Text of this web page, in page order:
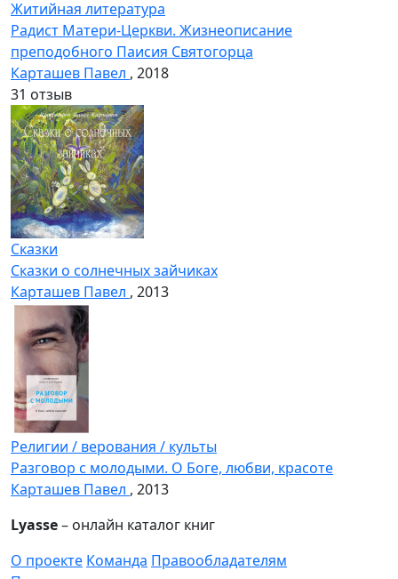
Житийная литература
Радист Матери-Церкви. Жизнеописание
преподобного Паисия Святогорца
Карташев Павел , 2018
31 отзыв
Сказки
Сказки о солнечных зайчиках
Карташев Павел , 2013
Религии / верования / культы
Разговор с молодыми. О Боге, любви, красоте
Карташев Павел , 2013
Lyasse– онлайн каталог книг
О проекте Команда Правообладателям